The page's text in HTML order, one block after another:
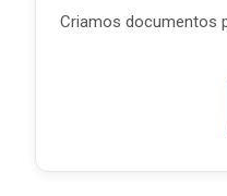
Criamos documentos